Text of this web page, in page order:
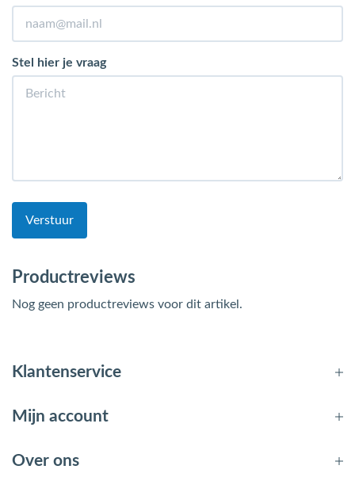
Stel hier je vraag
Verstuur
Productreviews
Nog geen productreviews voor dit artikel.
Klantenservice
Mijn account
Over ons